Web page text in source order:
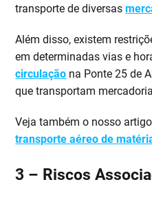
transporte de diversas
Além disso, existem
em determinadas vias e
circulação na Ponte 25 de
que transportam
Veja também o nosso
transporte aéreo de
3 – Riscos